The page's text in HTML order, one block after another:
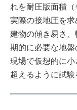
れを耐圧版面積
実際の接地圧を求
建物の傾き易さ
期的に必要な地盤
現場で仮想的に
超えるように試験